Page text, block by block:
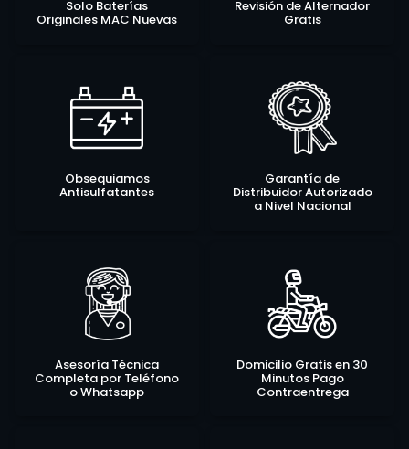
Solo Baterías
Originales MAC Nuevas
Revisión de Alternador
Gratis
Obsequiamos
Antisulfatantes
Garantía de
Distribuidor Autorizado
a Nivel Nacional
Asesoría Técnica
Completa por Teléfono
o Whatsapp
Domicilio Gratis en 30
Minutos Pago
Contraentrega